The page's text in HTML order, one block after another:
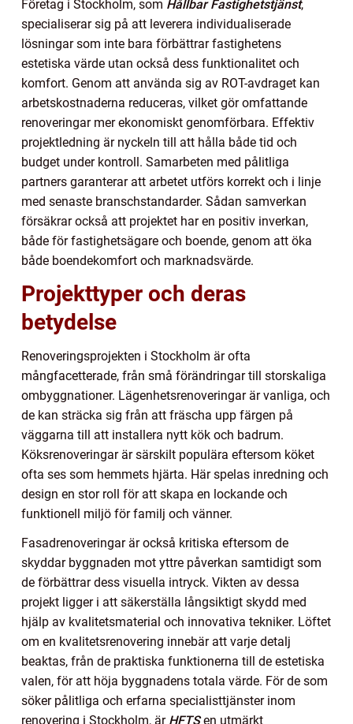
Företag i Stockholm, som Hållbar Fastighetstjänst,
specialiserar sig på att leverera individualiserade
lösningar som inte bara förbättrar fastighetens
estetiska värde utan också dess funktionalitet och
komfort. Genom att använda sig av ROT-avdraget kan
arbetskostnaderna reduceras, vilket gör omfattande
renoveringar mer ekonomiskt genomförbara. Effektiv
projektledning är nyckeln till att hålla både tid och
budget under kontroll. Samarbeten med pålitliga
partners garanterar att arbetet utförs korrekt och i linje
med senaste branschstandarder. Sådan samverkan
försäkrar också att projektet har en positiv inverkan,
både för fastighetsägare och boende, genom att öka
både boendekomfort och marknadsvärde.
Projekttyper och deras
betydelse
Renoveringsprojekten i Stockholm är ofta
mångfacetterade, från små förändringar till storskaliga
ombyggnationer. Lägenhetsrenoveringar är vanliga, och
de kan sträcka sig från att fräscha upp färgen på
väggarna till att installera nytt kök och badrum.
Köksrenoveringar är särskilt populära eftersom köket
ofta ses som hemmets hjärta. Här spelas inredning och
design en stor roll för att skapa en lockande och
funktionell miljö för familj och vänner.
Fasadrenoveringar är också kritiska eftersom de
skyddar byggnaden mot yttre påverkan samtidigt som
de förbättrar dess visuella intryck. Vikten av dessa
projekt ligger i att säkerställa långsiktigt skydd med
hjälp av kvalitetsmaterial och innovativa tekniker. Löftet
om en kvalitetsrenovering innebär att varje detalj
beaktas, från de praktiska funktionerna till de estetiska
valen, för att höja byggnadens totala värde. För de som
söker pålitliga och erfarna specialisttjänster inom
renovering i Stockholm, är HFTSen utmärkt